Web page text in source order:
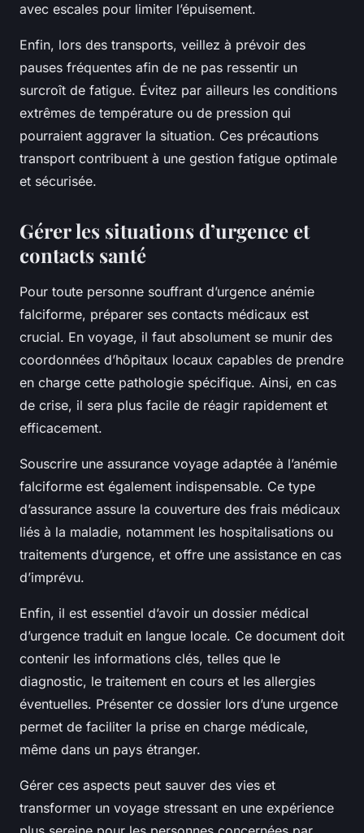
avec escales pour limiter l’épuisement.
Enfin, lors des transports, veillez à prévoir des
pauses fréquentes afin de ne pas ressentir un
surcroît de fatigue. Évitez par ailleurs les conditions
extrêmes de température ou de pression qui
pourraient aggraver la situation. Ces précautions
transport contribuent à une gestion fatigue optimale
et sécurisée.
Gérer les situations d’urgence et
contacts santé
Pour toute personne souffrant d’urgence anémie
falciforme, préparer ses contacts médicaux est
crucial. En voyage, il faut absolument se munir des
coordonnées d’hôpitaux locaux capables de prendre
en charge cette pathologie spécifique. Ainsi, en cas
de crise, il sera plus facile de réagir rapidement et
efficacement.
Souscrire une assurance voyage adaptée à l’anémie
falciforme est également indispensable. Ce type
d’assurance assure la couverture des frais médicaux
liés à la maladie, notamment les hospitalisations ou
traitements d’urgence, et offre une assistance en cas
d’imprévu.
Enfin, il est essentiel d’avoir un dossier médical
d’urgence traduit en langue locale. Ce document doit
contenir les informations clés, telles que le
diagnostic, le traitement en cours et les allergies
éventuelles. Présenter ce dossier lors d’une urgence
permet de faciliter la prise en charge médicale,
même dans un pays étranger.
Gérer ces aspects peut sauver des vies et
transformer un voyage stressant en une expérience